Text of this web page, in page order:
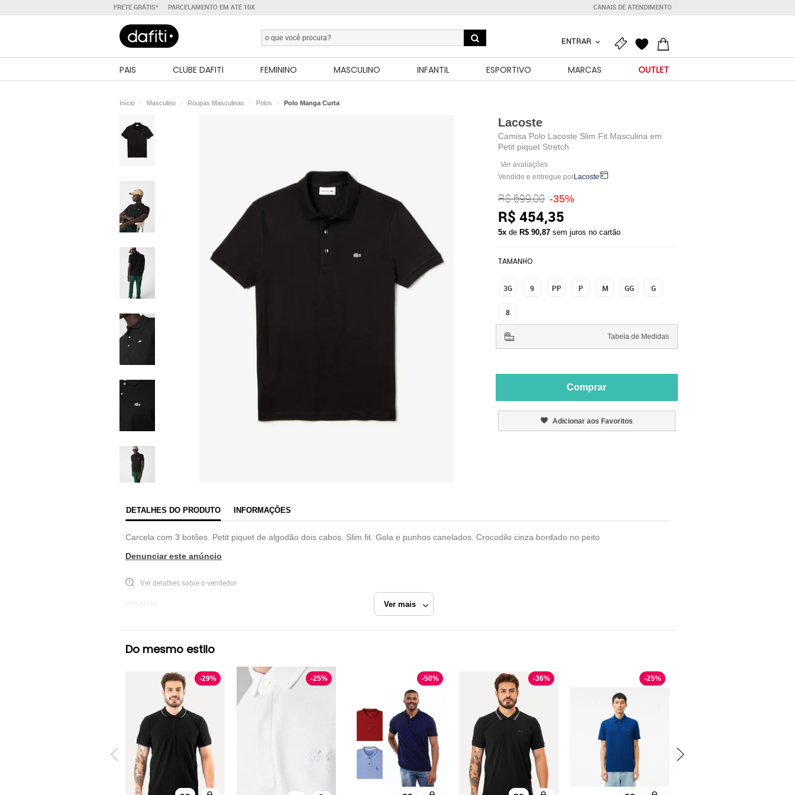
FRETE GRÁTIS* PARCELAMENTO EM ATÉ 10X CANAIS DE ATENDIMENTO
ENTRAR
PAIS CLUBE DAFITI FEMININO MASCULINO INFANTIL ESPORTIVO MARCAS OUTLET
Início Masculino Roupas Masculinas Polos Polo Manga Curta
Lacoste
Camisa Polo Lacoste Slim Fit Masculina em
Petit piquet Stretch
Ver avaliações
Vendido e entregue porLacoste
Razão Social
DEVANLAY VENTURES DO BRASIL COMERCIO,
IMPORTACAO, EXPORTACAO E PARTICIPACOES
R$ 699,00 -35%
R$ 454,35
5xde R$ 90,87 sem juros no cartão
TAMANHO
3G 9 PP P M GG G
8
Tabela de Medidas
Comprar
Adicionar aos Favoritos
DETALHES DO PRODUTO INFORMAÇÕES
Ver mais
Carcela com 3 botões. Petit piquet de algodão dois cabos. Slim fit. Gola e punhos canelados. Crocodilo cinza bordado no peito
Denunciar este anúncio
Ver detalhes sobre o vendedor
VER MAIS
Do mesmo estilo
-29% -25% -50% -36% -25%